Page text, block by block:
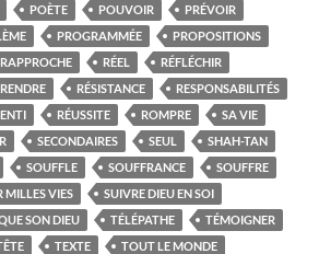
POÈTE POUVOIR
PRÉVOIR
PROGRAMMÉE
PROPOSITIONS
RAPPROCHE RÉEL
RÉFLÉCHIR
RÉSISTANCE
RESPONSABILITÉS
RÉUSSITE ROMPRE
SA VIE
SECONDAIRES SEUL
SHAH-TAN
SOUFFLE SOUFFRANCE
SOUFFRE
MILLES VIES
SUIVRE DIEU EN SOI
SON DIEU TÉLÉPATHE
TÉMOIGNER
TEXTE
TOUT LE MONDE